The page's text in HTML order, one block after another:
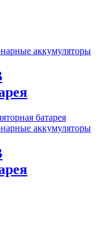
аккумуляторы
аккумуляторы